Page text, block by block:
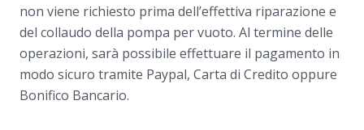
non viene richiesto prima dell’effettiva riparazione e
del collaudo della pompa per vuoto. Al termine delle
operazioni, sarà possibile effettuare il pagamento in
modo sicuro tramite Paypal, Carta di Credito oppure
Bonifico Bancario.